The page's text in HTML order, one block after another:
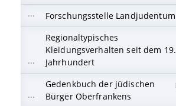
Forschungsstelle Landjudentum
Regionaltypisches
Kleidungsverhalten seit dem 19.
Jahrhundert
Gedenkbuch der jüdischen
Bürger Oberfrankens